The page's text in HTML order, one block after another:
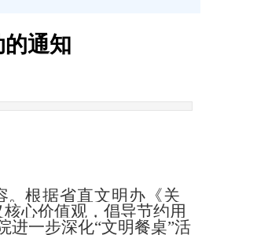
通知
根据省直文明办《关
心价值观，倡导节约用
进一步深化“文明餐桌”活